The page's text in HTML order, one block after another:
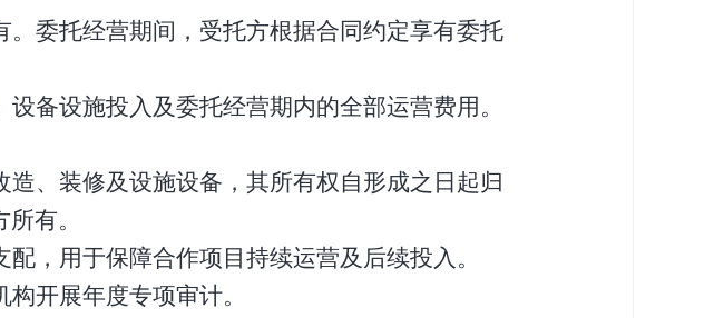
委托经营期间， 受托方根据合同约定享有委托
备设施投入及委托经营期内的全部运营费用。
造、装修及设施设备，其所有权自形成之日起归
所有。
配，用于保障合作项目持续运营及 后续投入。
构开展年度专项审计。